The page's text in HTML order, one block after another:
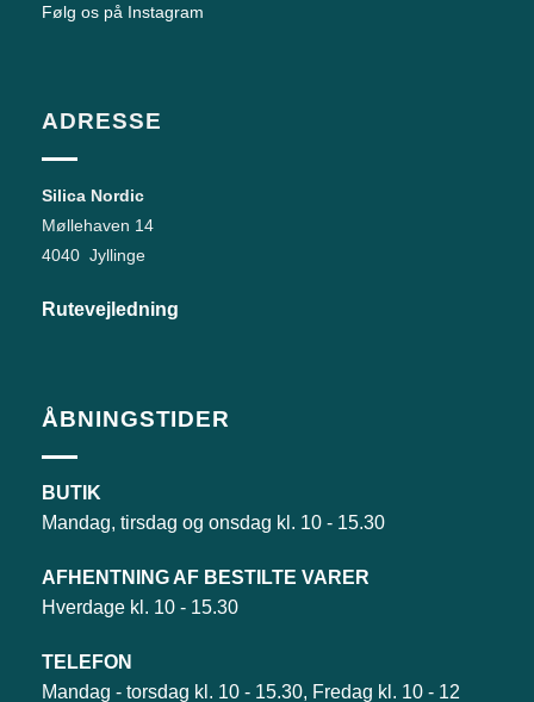
Følg os på Instagram
ADRESSE
Silica Nordic
Møllehaven 14
4040 Jyllinge
Rutevejledning
ÅBNINGSTIDER
BUTIK
Mandag, tirsdag og onsdag kl. 10 - 15.30
AFHENTNING AF BESTILTE VARER
Hverdage kl. 10 - 15.30
TELEFON
Mandag - torsdag kl. 10 - 15.30, Fredag kl. 10 - 12